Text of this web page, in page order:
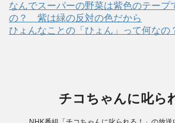
なんでスーパーの野菜は紫色のテープ
の？ 紫は緑の反対の色だから
ひょんなことの「ひょん」って何な
チコちゃんに叱ら